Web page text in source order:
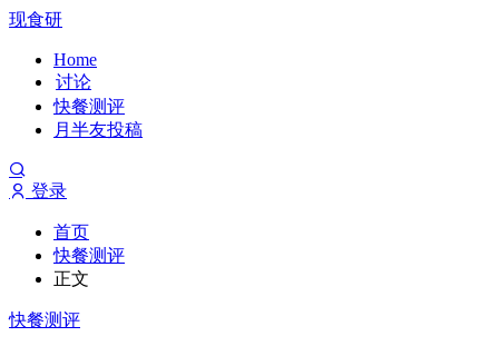
现食研
Home
讨论
快餐测评
月半友投稿
登录
首页
快餐测评
正文
快餐测评